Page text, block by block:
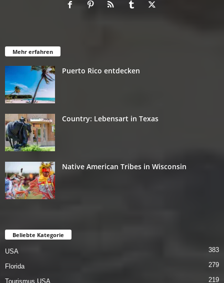
Mehr erfahren
Puerto Rico entdecken
Country: Lebensart in Texas
Native American Tribes in Wisconsin
Beliebte Kategorie
USA 383
Florida 279
Tourismus USA 219